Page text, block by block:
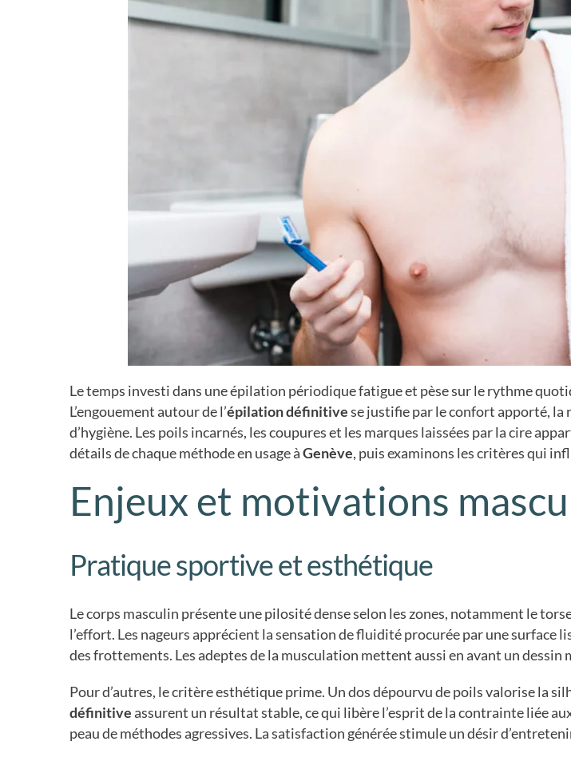
Le temps investi dans une épilation périodique fatigue et pèse sur le rythme
L’engouement autour de l’épilation définitivese justifie par le confort apporté,
d’hygiène. Les poils incarnés, les coupures et les marques laissées par la cire
détails de chaque méthode en usage àGenève, puis examinons les critères qui
Enjeux et motivations
Pratique sportive et esthétique
Le corps masculin présente une pilosité dense selon les zones, notamment le
l’effort. Les nageurs apprécient la sensation de fluidité procurée par une
des frottements. Les adeptes de la musculation mettent aussi en avant un
Pour d’autres, le critère esthétique prime. Un dos dépourvu de poils valorise la
définitiveassurent un résultat stable, ce qui libère l’esprit de la contrainte liée
peau de méthodes agressives. La satisfaction générée stimule un désir